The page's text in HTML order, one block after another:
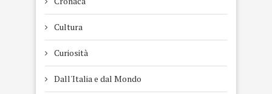
Cultura
Curiosità
Dall'Italia e dal Mondo